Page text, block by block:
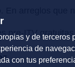
. En arreglos que
pre-ITVy de terceros
de
con tus